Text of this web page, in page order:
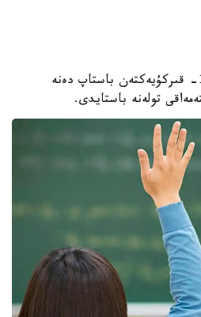
نۇر-سۇلتان. قازاقپارات - 1- قىركۇيەكتەن باستاپ دەنە
تولەنە باستايدى.